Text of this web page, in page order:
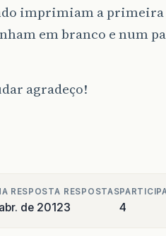
imprimiam a primeira
em branco e num
agradeço!
RESPOSTA
de 2012
RESPOSTAS
3 4